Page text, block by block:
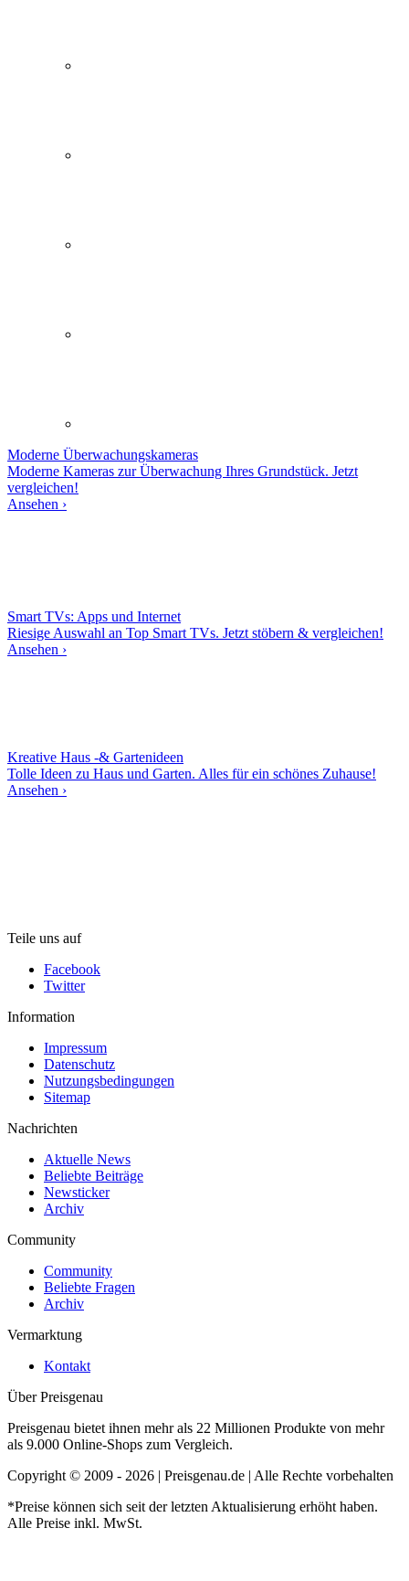
Moderne Überwachungskameras
Moderne Kameras zur Überwachung Ihres Grundstück. Jetzt
vergleichen!
Ansehen ›
Smart TVs: Apps und Internet
Riesige Auswahl an Top Smart TVs. Jetzt stöbern & vergleichen!
Ansehen ›
Kreative Haus -& Gartenideen
Tolle Ideen zu Haus und Garten. Alles für ein schönes Zuhause!
Ansehen ›
Teile uns auf
Facebook
Twitter
Information
Impressum
Datenschutz
Nutzungsbedingungen
Sitemap
Nachrichten
Aktuelle News
Beliebte Beiträge
Newsticker
Archiv
Community
Community
Beliebte Fragen
Archiv
Vermarktung
Kontakt
Über Preisgenau
Preisgenau bietet ihnen mehr als 22 Millionen Produkte von mehr
als 9.000 Online-Shops zum Vergleich.
Copyright © 2009 - 2026 | Preisgenau.de | Alle Rechte vorbehalten
*Preise können sich seit der letzten Aktualisierung erhöht haben.
Alle Preise inkl. MwSt.